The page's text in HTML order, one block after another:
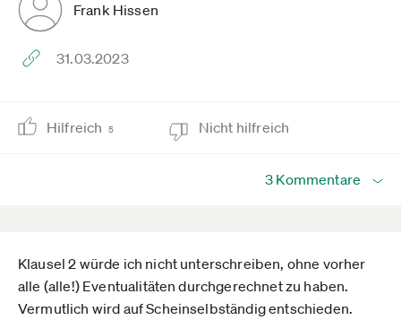
Frank Hissen
31.03.2023
Hilfreich 5 Nicht hilfreich
3 Kommentare
Klausel 2 würde ich nicht unterschreiben, ohne vorher
alle (alle!) Eventualitäten durchgerechnet zu haben.
Vermutlich wird auf Scheinselbständig entschieden.